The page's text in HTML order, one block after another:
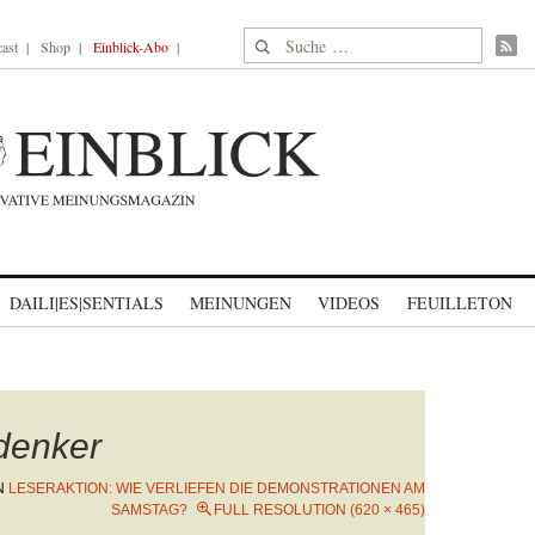
Shop Einblick-Abo Suche nach:
DAILI|ES|SENTIALS MEINUNGEN VIDEOS FEUILLETON
LESERAKTION: WIE VERLIEFEN DIE DEMONSTRATIONEN AM
SAMSTAG?
FULL RESOLUTION (620 × 465)